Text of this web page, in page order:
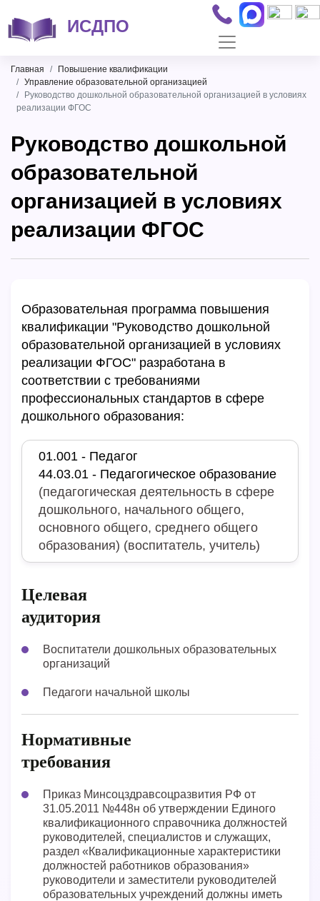
ИСДПО
Главная
Повышение квалификации
Управление образовательной организацией
Руководство дошкольной образовательной организацией в условиях
реализации ФГОС
Руководство дошкольной
образовательной
организацией в условиях
реализации ФГОС
Образовательная программа повышения
квалификации "Руководство дошкольной
образовательной организацией в условиях
реализации ФГОС" разработана в
соответствии с требованиями
профессиональных стандартов в сфере
дошкольного образования:
01.001 - Педагог
44.03.01 - Педагогическое образование
(педагогическая деятельность в сфере
дошкольного, начального общего,
основного общего, среднего общего
образования) (воспитатель, учитель)
Целевая
аудитория
Воспитатели дошкольных образовательных
организаций
Педагоги начальной школы
Нормативные
требования
Приказ Минсоцздравсоцразвития РФ от
31.05.2011 №448н об утверждении Единого
квалификационного справочника должностей
руководителей, специалистов и служащих,
раздел «Квалификационные характеристики
должностей работников образования»
руководители и заместители руководителей
образовательных учреждений должны иметь